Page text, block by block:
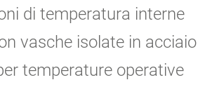
di temperatura interne
vasche isolate in acciaio
temperature operative